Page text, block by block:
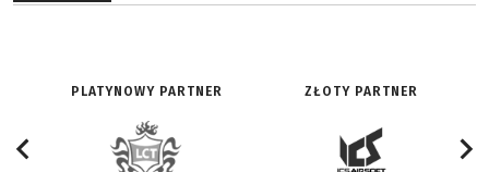
PLATYNOWY PARTNER ZŁOTY PARTNER